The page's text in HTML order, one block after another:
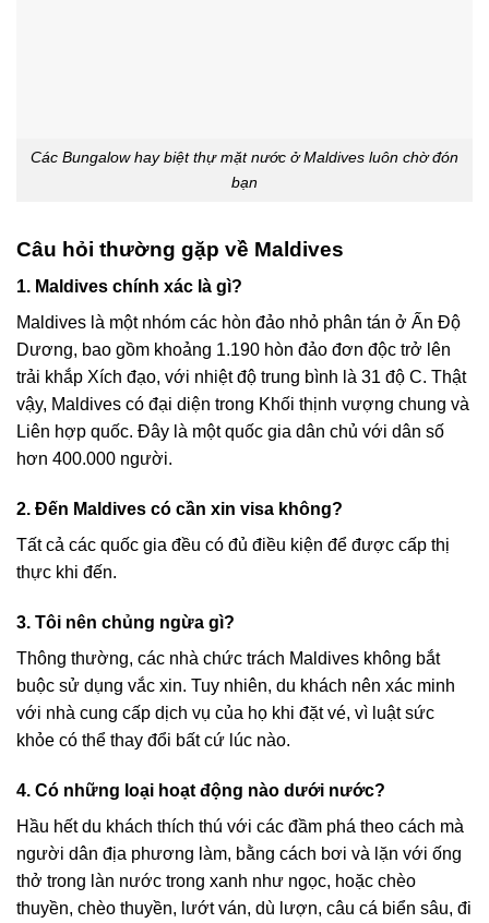
Các Bungalow hay biệt thự mặt nước ở Maldives luôn chờ đón
bạn
Câu hỏi thường gặp về Maldives
1. Maldives chính xác là gì?
Maldives là một nhóm các hòn đảo nhỏ phân tán ở Ấn Độ
Dương, bao gồm khoảng 1.190 hòn đảo đơn độc trở lên
trải khắp Xích đạo, với nhiệt độ trung bình là 31 độ C. Thật
vậy, Maldives có đại diện trong Khối thịnh vượng chung và
Liên hợp quốc. Đây là một quốc gia dân chủ với dân số
hơn 400.000 người.
2. Đến Maldives có cần xin visa không?
Tất cả các quốc gia đều có đủ điều kiện để được cấp thị
thực khi đến.
3. Tôi nên chủng ngừa gì?
Thông thường, các nhà chức trách Maldives không bắt
buộc sử dụng vắc xin. Tuy nhiên, du khách nên xác minh
với nhà cung cấp dịch vụ của họ khi đặt vé, vì luật sức
khỏe có thể thay đổi bất cứ lúc nào.
4. Có những loại hoạt động nào dưới nước?
Hầu hết du khách thích thú với các đầm phá theo cách mà
người dân địa phương làm, bằng cách bơi và lặn với ống
thở trong làn nước trong xanh như ngọc, hoặc chèo
thuyền, chèo thuyền, lướt ván, dù lượn, câu cá biển sâu, đi